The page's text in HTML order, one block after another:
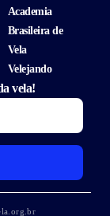
Academia
Brasileira de
Vela
Velejando
vela!